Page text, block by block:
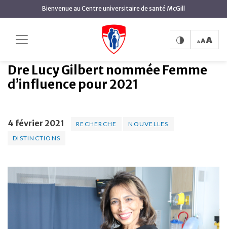
principal
Bienvenue au Centre universitaire de santé McGill
Recherche
Femme d’influence pour 2021
Dre Lucy Gilbert nommée Femme
d’influence pour 2021
4 février 2021 RECHERCHE
NOUVELLES
DISTINCTIONS